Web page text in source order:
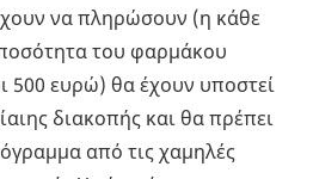
να πληρώσουν (η κάθε
του φαρμάκου
500 ευρώ) θα έχουν υποστεί
διακοπής και θα πρέπει
από τις χαμηλές